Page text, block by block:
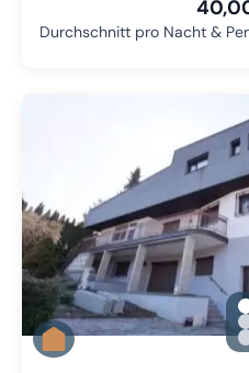
Durchschnitt pro Nacht &